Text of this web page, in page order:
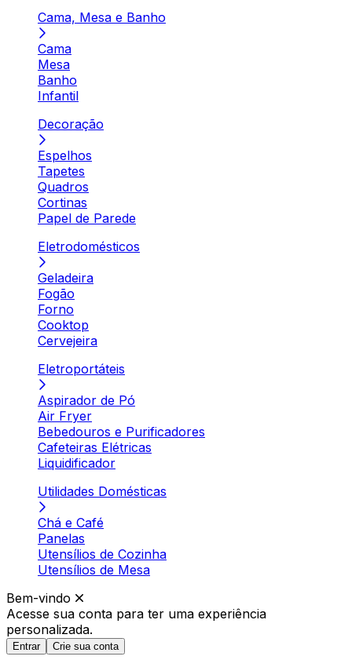
Cama, Mesa e Banho
Cama
Mesa
Banho
Infantil
Decoração
Espelhos
Tapetes
Quadros
Cortinas
Papel de Parede
Eletrodomésticos
Geladeira
Fogão
Forno
Cooktop
Cervejeira
Eletroportáteis
Aspirador de Pó
Air Fryer
Bebedouros e Purificadores
Cafeteiras Elétricas
Liquidificador
Utilidades Domésticas
Chá e Café
Panelas
Utensílios de Cozinha
Utensílios de Mesa
Bem-vindo
Acesse sua conta para ter uma experiência
personalizada.
Entrar Crie sua conta